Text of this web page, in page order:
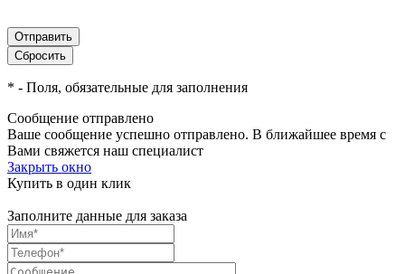
* - Поля, обязательные для заполнения
Сообщение отправлено
Ваше сообщение успешно отправлено. В ближайшее время с
Вами свяжется наш специалист
Закрыть окно
Купить в один клик
Заполните данные для заказа